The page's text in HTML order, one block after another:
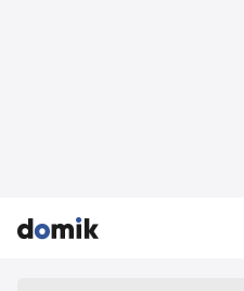


